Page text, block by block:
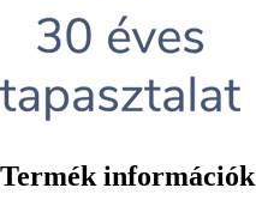
Termék információk